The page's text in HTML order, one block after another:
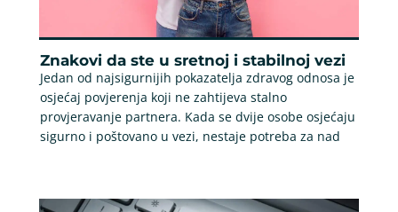
Znakovi da ste u sretnoj i stabilnoj vezi
Jedan od najsigurnijih pokazatelja zdravog odnosa je
osjećaj povjerenja koji ne zahtijeva stalno
provjeravanje partnera. Kada se dvije osobe osjećaju
sigurno i poštovano u vezi, nestaje potreba za nad